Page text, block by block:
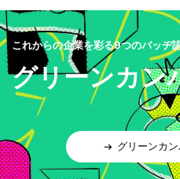
これからの企業を彩る9つのバッヂ
グリーンカン
グリーンカ